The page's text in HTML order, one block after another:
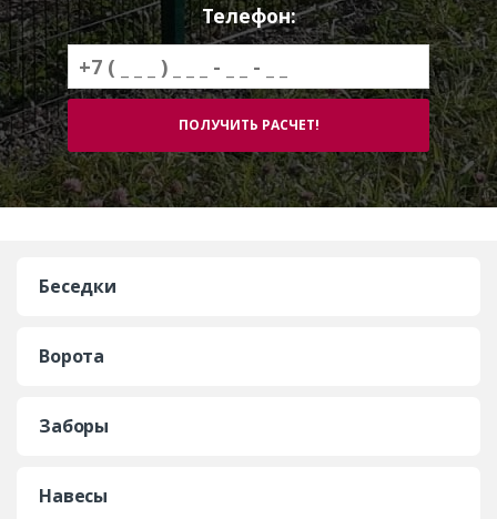
Телефон:
Беседки
Ворота
Заборы
Навесы